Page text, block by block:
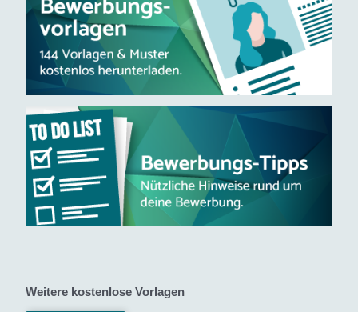
Weitere kostenlose Vorlagen